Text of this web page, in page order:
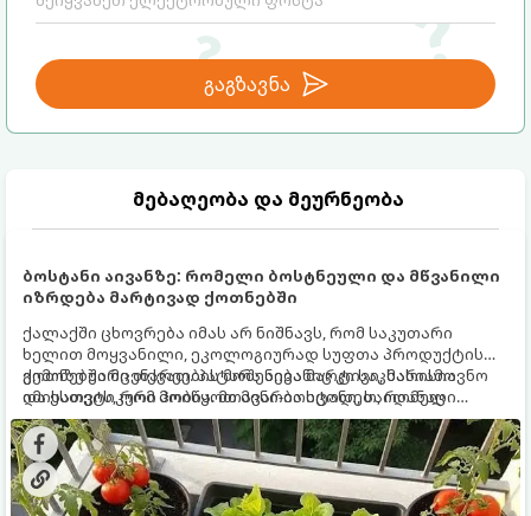
გაგზავნა
მებაღეობა და მეურნეობა
ბოსტანი აივანზე: რომელი ბოსტნეული და მწვანილი
იზრდება მარტივად ქოთნებში
ქალაქში ცხოვრება იმას არ ნიშნავს, რომ საკუთარი
ხელით მოყვანილი, ეკოლოგიურად სუფთა პროდუქტის
გემოზე უარი თქვათ. პატარა აივანიც კი საკმარისია
იმისათვის, რომ მოიწყოთ მინი-ბოსტანი, საიდანაც
ყოველდღიურად ახალ, არომატულ მწვანილსა და
ბოსტნეულს მოკრეფთ.
ქოთნებში მცენარეების მოშენება მარტივი, სასიამოვნო
და ესთეტიკური ჰობია. მთავარია იცოდეთ, რომელი
კულტურები ეგუებიან ქოთნის პირობებს ყველაზე კარგად
და როგორ მოუაროთ მათ სწორად.